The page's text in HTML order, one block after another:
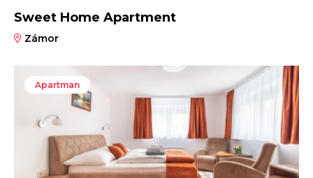
Sweet Home Apartment
Zámor
Apartman